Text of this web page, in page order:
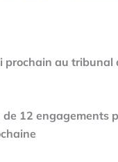
au tribunal
12 engagements